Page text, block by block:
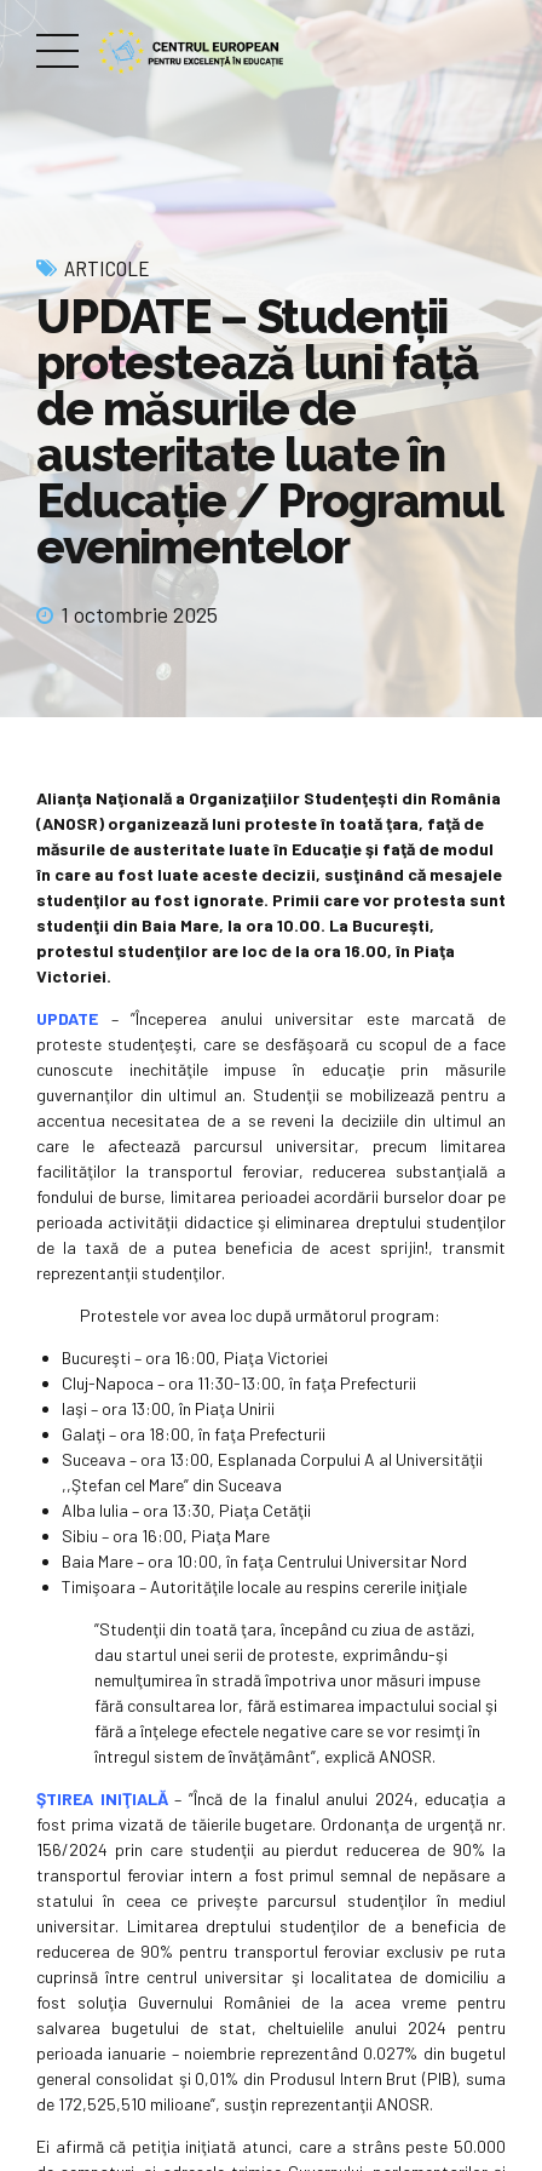
ARTICOLE
UPDATE – Studenţii
protestează luni faţă
de măsurile de
austeritate luate în
Educaţie / Programul
evenimentelor
1 octombrie 2025
Alianţa Naţională a Organizaţiilor Studenţeşti din România
(ANOSR) organizează luni proteste în toată ţara, faţă de
măsurile de austeritate luate în Educaţie şi faţă de modul
în care au fost luate aceste decizii, susţinând că mesajele
studenţilor au fost ignorate. Primii care vor protesta sunt
studenţii din Baia Mare, la ora 10.00. La Bucureşti,
protestul studenţilor are loc de la ora 16.00, în Piaţa
Victoriei.
UPDATE – ”Începerea anului universitar este marcată de
proteste studenţeşti, care se desfăşoară cu scopul de a face
cunoscute inechităţile impuse în educaţie prin măsurile
guvernanţilor din ultimul an. Studenţii se mobilizează pentru a
accentua necesitatea de a se reveni la deciziile din ultimul an
care le afectează parcursul universitar, precum limitarea
facilităţilor la transportul feroviar, reducerea substanţială a
fondului de burse, limitarea perioadei acordării burselor doar pe
perioada activităţii didactice şi eliminarea dreptului studenţilor
de la taxă de a putea beneficia de acest sprijin!, transmit
reprezentanţii studenţilor.
Protestele vor avea loc după următorul program:
Bucureşti – ora 16:00, Piaţa Victoriei
Cluj-Napoca – ora 11:30-13:00, în faţa Prefecturii
Iaşi – ora 13:00, în Piaţa Unirii
Galaţi – ora 18:00, în faţa Prefecturii
Suceava – ora 13:00, Esplanada Corpului A al Universităţii
,,Ştefan cel Mare” din Suceava
Alba Iulia – ora 13:30, Piaţa Cetăţii
Sibiu – ora 16:00, Piaţa Mare
Baia Mare – ora 10:00, în faţa Centrului Universitar Nord
Timişoara – Autorităţile locale au respins cererile iniţiale
”Studenţii din toată ţara, începând cu ziua de astăzi,
dau startul unei serii de proteste, exprimându-şi
nemulţumirea în stradă împotriva unor măsuri impuse
fără consultarea lor, fără estimarea impactului social şi
fără a înţelege efectele negative care se vor resimţi în
întregul sistem de învăţământ”, explică ANOSR.
ŞTIREA INIŢIALĂ– ”Încă de la finalul anului 2024, educaţia a
fost prima vizată de tăierile bugetare. Ordonanţa de urgenţă nr.
156/2024 prin care studenţii au pierdut reducerea de 90% la
transportul feroviar intern a fost primul semnal de nepăsare a
statului în ceea ce priveşte parcursul studenţilor în mediul
universitar. Limitarea dreptului studenţilor de a beneficia de
reducerea de 90% pentru transportul feroviar exclusiv pe ruta
cuprinsă între centrul universitar şi localitatea de domiciliu a
fost soluţia Guvernului României de la acea vreme pentru
salvarea bugetului de stat, cheltuielile anului 2024 pentru
perioada ianuarie – noiembrie reprezentând 0.027% din bugetul
general consolidat şi 0,01% din Produsul Intern Brut (PIB), suma
de 172,525,510 milioane”, susţin reprezentanţii ANOSR.
Ei afirmă că petiţia iniţiată atunci, care a strâns peste 50.000